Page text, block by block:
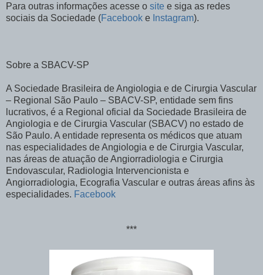
Para outras informações acesse o site e siga as redes
sociais da Sociedade (Facebook e Instagram).
Sobre a SBACV-SP
A Sociedade Brasileira de Angiologia e de Cirurgia Vascular
– Regional São Paulo – SBACV-SP, entidade sem fins
lucrativos, é a Regional oficial da Sociedade Brasileira de
Angiologia e de Cirurgia Vascular (SBACV) no estado de
São Paulo. A entidade representa os médicos que atuam
nas especialidades de Angiologia e de Cirurgia Vascular,
nas áreas de atuação de Angiorradiologia e Cirurgia
Endovascular, Radiologia Intervencionista e
Angiorradiologia, Ecografia Vascular e outras áreas afins às
especialidades. Facebook
***